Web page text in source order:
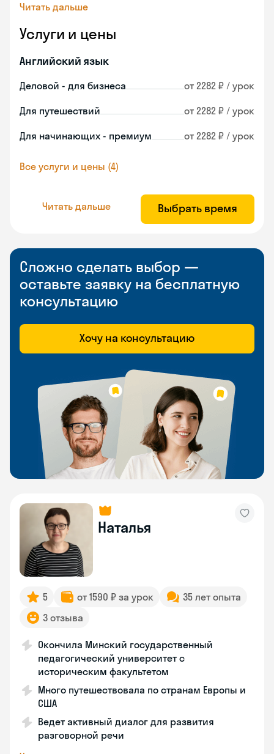
Читать дальше
Услуги и цены
Английский язык
Деловой - для бизнеса от 2282 ₽ / урок
Для путешествий от 2282 ₽ / урок
Для начинающих - премиум от 2282 ₽ / урок
Все услуги и цены (4)
Читать дальше Выбрать время
Сложно сделать выбор —
оставьте заявку на бесплатную
консультацию
Хочу на консультацию
Наталья
5 от 1590 ₽ за урок
35 лет опыта
3 отзыва
Окончила Минский государственный
педагогический университет с
историческим факультетом
Много путешествовала по странам Европы и
США
Ведет активный диалог для развития
разговорной речи